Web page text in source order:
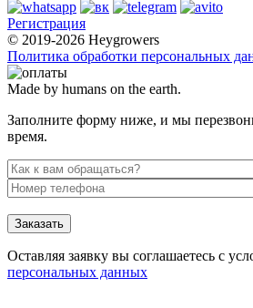
Регистрация
© 2019-2026 Heygrowers
Политика обработки персональных
Made by humans on the earth.
Заполните форму ниже, и мы
время.
Заказать
Оставляя заявку вы соглашаетесь с
персональных данных